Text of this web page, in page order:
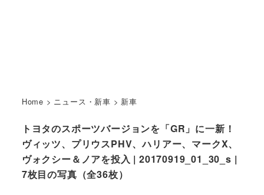
Home > ニュース・新車 > 新車
トヨタのスポーツバージョンを「GR」に一新！
ヴィッツ、プリウスPHV、ハリアー、マークX、
ヴォクシー＆ノアを投入 | 20170919_01_30_s |
7枚目の写真（全36枚）